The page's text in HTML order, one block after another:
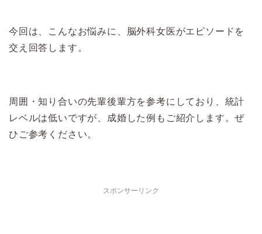
今回は、こんなお悩みに、脳外科女医がエピソードを
交え回答します。
周囲・知り合いの先輩後輩方を参考にしており、統計
レベルは低いですが、成婚した例もご紹介します。ぜ
ひご参考ください。
スポンサーリンク